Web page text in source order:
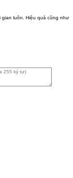
gian luôn. Hiệu quả cũng như